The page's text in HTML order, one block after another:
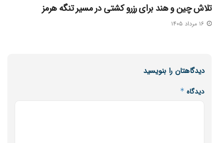
تلاش چین و هند برای رزرو کشتی در مسیر تنگه هرمز
دیدگاهتان را بنویسید
دیدگاه *